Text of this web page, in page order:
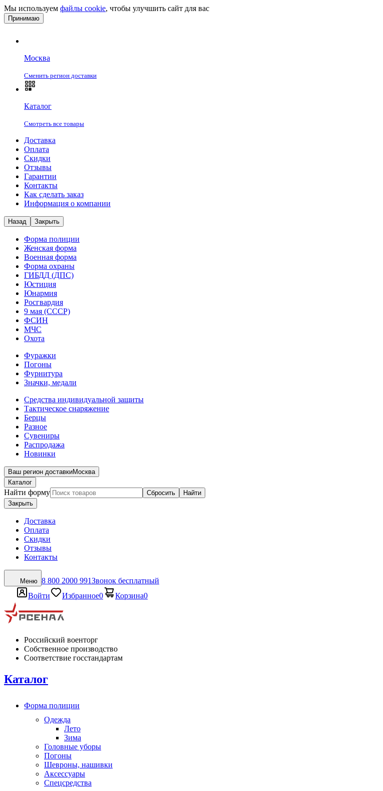
Мы используем файлы cookie, чтобы улучшить сайт для вас
Принимаю
Москва
Сменить регион доставки
Каталог
Смотреть все товары
Доставка
Оплата
Скидки
Отзывы
Гарантии
Контакты
Как сделать заказ
Информация о компании
Назад Закрыть
Форма полиции
Женская форма
Военная форма
Форма охраны
ГИБДД (ДПС)
Юстиция
Юнармия
Росгвардия
9 мая (СССР)
ФСИН
МЧС
Охота
Фуражки
Погоны
Фурнитура
Значки, медали
Средства индивидуальной защиты
Тактическое снаряжение
Берцы
Разное
Сувениры
Распродажа
Новинки
Ваш регион доставкиМосква
Каталог
Найти форму Сбросить
Найти
Закрыть
Доставка
Оплата
Скидки
Отзывы
Контакты
Меню 8 800 2000 991Звонок бесплатный
Войти
Избранное0 Корзина0
Российский военторг
Собственное производство
Соответствие госстандартам
Каталог
Форма полиции
Одежда
Лето
Зима
Головные уборы
Погоны
Шевроны, нашивки
Аксессуары
Спецсредства